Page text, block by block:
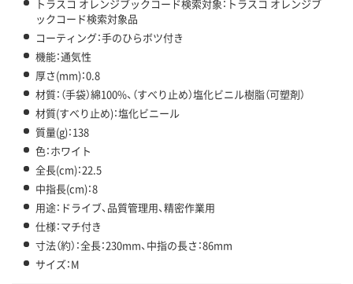
トラスコ オレンジブックコード検索対象：トラスコ オレンジブ
ックコード検索対象品
コーティング：手のひらボツ付き
機能：通気性
厚さ(mm)：0.8
材質：（手袋）綿100%、（すべり止め）塩化ビニル樹脂（可塑剤）
材質(すべり止め)：塩化ビニール
質量(g)：138
色：ホワイト
全長(cm)：22.5
中指長(cm)：8
用途：ドライブ、品質管理用、精密作業用
仕様：マチ付き
寸法（約）：全長：230mm、中指の長さ：86mm
サイズ：M